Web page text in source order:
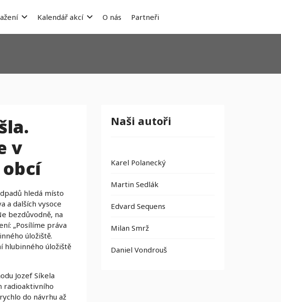
Kalendář akcí O nás Partneři
v
hledá místo
a dalších vysoce
bezdůvodně, na
„Posílíme práva
úložiště.
hlubinného úložiště
Jozef Síkela
radioaktivního
do návrhu až
Naši autoři
Karel Polanecký
Martin Sedlák
Edvard Sequens
Milan Smrž
Daniel Vondrouš